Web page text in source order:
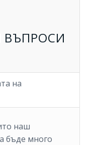
ВЪПРОСИ
на
наш
бъде много